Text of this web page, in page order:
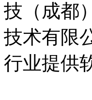
技（成都
技术有限
行业提供